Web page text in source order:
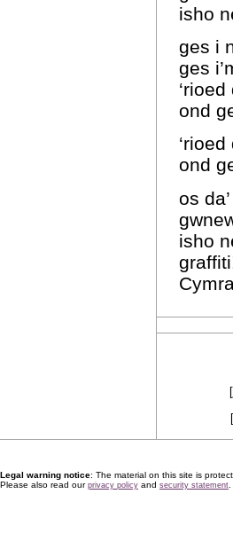
isho
ges i
ges
ond
‘rioed
ond
os
isho
[
[
Legal warning notice: The material on this site is
Please also read our privacy policy and security statement